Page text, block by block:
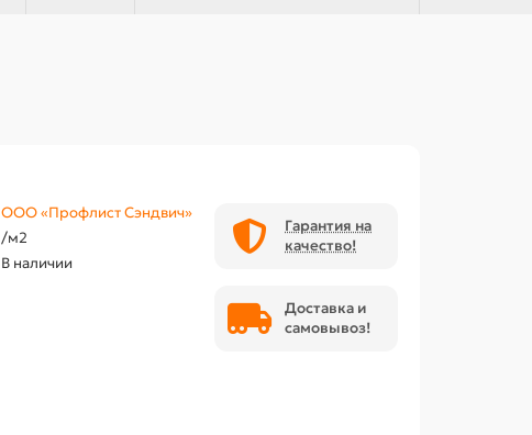
ООО «Профлист Сэндвич»
/м2
В наличии
Гарантия на
качество!
Доставка и
самовывоз!